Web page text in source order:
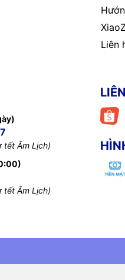
Liên
tết Âm Lịch)
tết Âm Lịch)